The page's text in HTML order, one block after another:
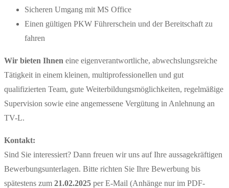
Sicheren Umgang mit MS Office
Einen gültigen PKW Führerschein und der Bereitschaft zu
fahren
Wir bieten Ihnen eine eigenverantwortliche, abwechslungsreiche
Tätigkeit in einem kleinen, multiprofessionellen und gut
qualifizierten Team, gute Weiterbildungsmöglichkeiten, regelmäßige
Supervision sowie eine angemessene Vergütung in Anlehnung an
TV-L.
Kontakt:
Sind Sie interessiert? Dann freuen wir uns auf Ihre aussagekräftigen
Bewerbungsunterlagen. Bitte richten Sie Ihre Bewerbung bis
spätestens zum 21.02.2025 per E-Mail (Anhänge nur im PDF-